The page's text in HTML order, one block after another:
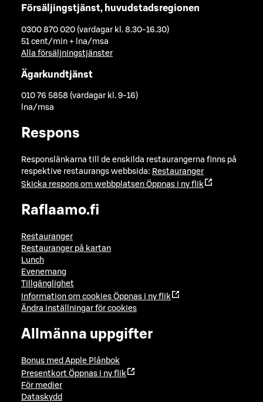
Försäljingstjänst, huvudstadsregionen
0300 870 020 (vardagar kl. 8.30-16.30)
51 cent/min + lna/msa
Alla försäljningstjänster
Ägarkundtjänst
010 76 5858 (vardagar kl. 9-16)
lna/msa
Respons
Responslänkarna till de enskilda restaurangerna finns på
respektive restaurangs webbsida: Restauranger
Skicka respons om webbplatsen Öppnas i ny flik
Raflaamo.fi
Restauranger
Restauranger på kartan
Lunch
Evenemang
Tillgänglighet
Information om cookies Öppnas i ny flik
Ändra inställningar för cookies
Allmänna uppgifter
Bonus med Apple Plånbok
Presentkort Öppnas i ny flik
För medier
Dataskydd